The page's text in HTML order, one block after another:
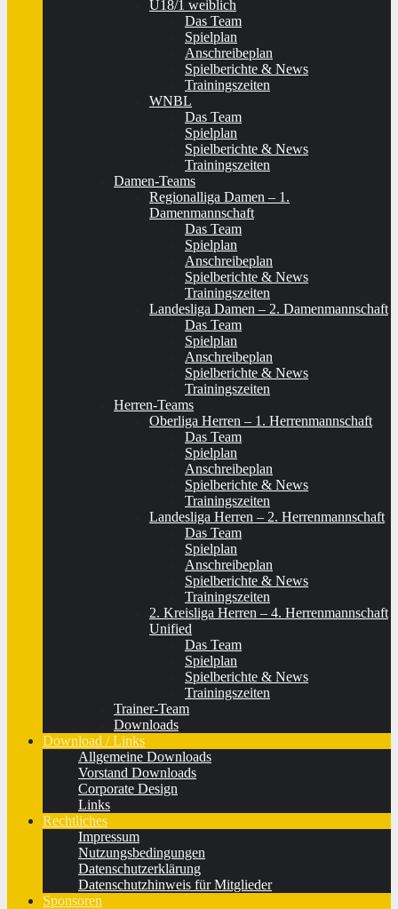
U18/1 weiblich
Das Team
Spielplan
Anschreibeplan
Spielberichte & News
Trainingszeiten
WNBL
Das Team
Spielplan
Spielberichte & News
Trainingszeiten
Damen-Teams
Regionalliga Damen – 1.
Damenmannschaft
Das Team
Spielplan
Anschreibeplan
Spielberichte & News
Trainingszeiten
Landesliga Damen – 2. Damenmannschaft
Das Team
Spielplan
Anschreibeplan
Spielberichte & News
Trainingszeiten
Herren-Teams
Oberliga Herren – 1. Herrenmannschaft
Das Team
Spielplan
Anschreibeplan
Spielberichte & News
Trainingszeiten
Landesliga Herren – 2. Herrenmannschaft
Das Team
Spielplan
Anschreibeplan
Spielberichte & News
Trainingszeiten
2. Kreisliga Herren – 4. Herrenmannschaft
Unified
Das Team
Spielplan
Spielberichte & News
Trainingszeiten
Trainer-Team
Downloads
Download / Links
Allgemeine Downloads
Vorstand Downloads
Corporate Design
Links
Rechtliches
Impressum
Nutzungsbedingungen
Datenschutzerklärung
Datenschutzhinweis für Mitglieder
Sponsoren